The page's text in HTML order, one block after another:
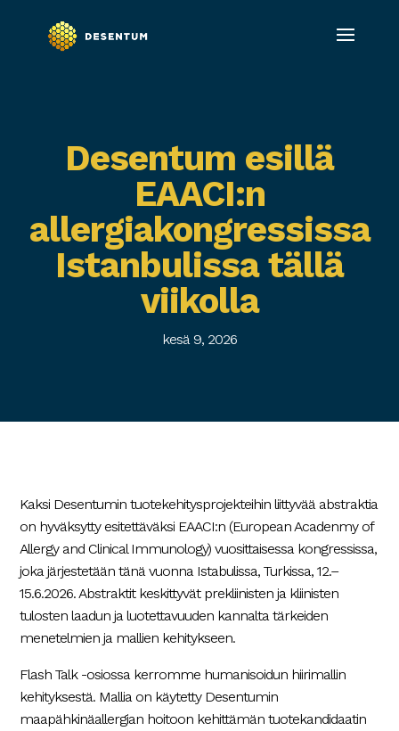
Desentum esillä
EAACI:n
allergiakongressissa
Istanbulissa tällä
viikolla
kesä 9, 2026
Kaksi Desentumin tuotekehitysprojekteihin liittyvää abstraktia
on hyväksytty esitettäväksi EAACI:n (European Acadenmy of
Allergy and Clinical Immunology) vuosittaisessa kongressissa,
joka järjestetään tänä vuonna Istabulissa, Turkissa, 12.–
15.6.2026. Abstraktit keskittyvät prekliinisten ja kliinisten
tulosten laadun ja luotettavuuden kannalta tärkeiden
menetelmien ja mallien kehitykseen.
Flash Talk -osiossa kerromme humanisoidun hiirimallin
kehityksestä. Mallia on käytetty Desentumin
maapähkinäallergian hoitoon kehittämän tuotekandidaatin